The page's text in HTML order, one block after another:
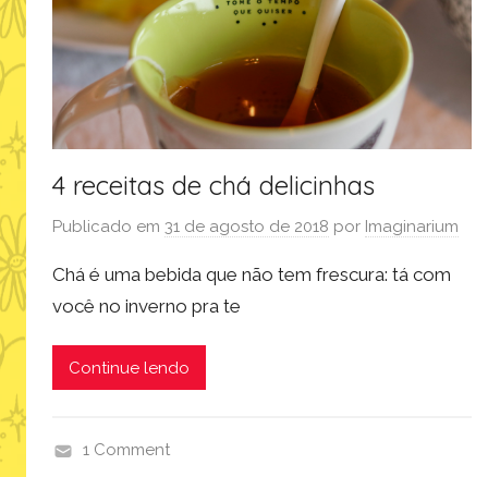
4 receitas de chá delicinhas
Publicado em 31 de agosto de 2018 por Imaginarium
Chá é uma bebida que não tem frescura: tá com
você no inverno pra te
Continue lendo
1 Comment